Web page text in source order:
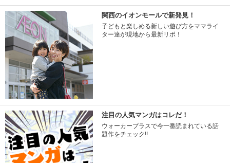
関西のイオンモールで新発見！
子どもと楽しめる新しい遊び方をママライ
ター達が現地から最新リポ！
注目の人気マンガはコレだ！
ウォーカープラスで今一番読まれている話
題作をチェック!!